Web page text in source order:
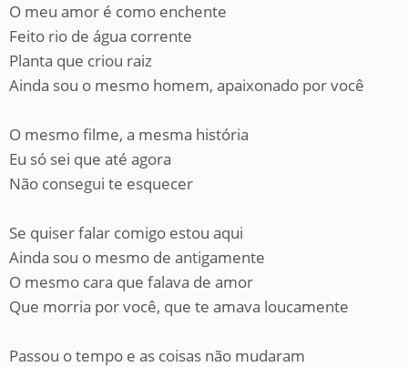
O meu amor é como enchente
Feito rio de água corrente
Planta que criou raiz
Ainda sou o mesmo homem, apaixonado por você
O mesmo filme, a mesma história
Eu só sei que até agora
Não consegui te esquecer
Se quiser falar comigo estou aqui
Ainda sou o mesmo de antigamente
O mesmo cara que falava de amor
Que morria por você, que te amava loucamente
Passou o tempo e as coisas não mudaram